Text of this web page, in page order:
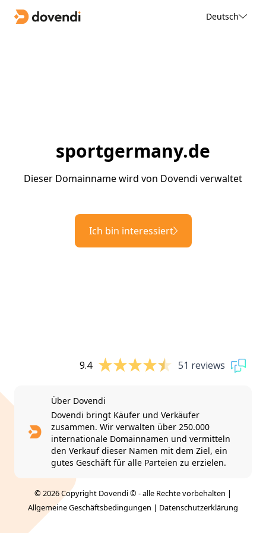
Deutsch
sportgermany.de
Dieser Domainname wird von Dovendi verwaltet
Ich bin interessiert
9.4 51 reviews
Über Dovendi
Dovendi bringt Käufer und Verkäufer
zusammen. Wir verwalten über 250.000
internationale Domainnamen und vermitteln
den Verkauf dieser Namen mit dem Ziel, ein
gutes Geschäft für alle Parteien zu erzielen.
© 2026 Copyright Dovendi © - alle Rechte vorbehalten |
Allgemeine Geschäftsbedingungen | Datenschutzerklärung